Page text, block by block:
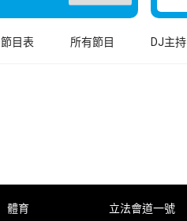
節目表 所有節目 DJ主持
體育 立法會道一號